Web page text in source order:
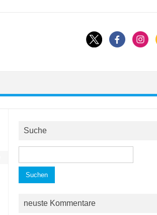
Suche
nach:
neuste Kommentare